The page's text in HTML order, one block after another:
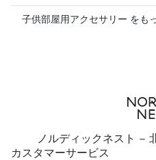
子供部屋用アクセサリー をも
ノルディックネスト -
カスタマーサービス